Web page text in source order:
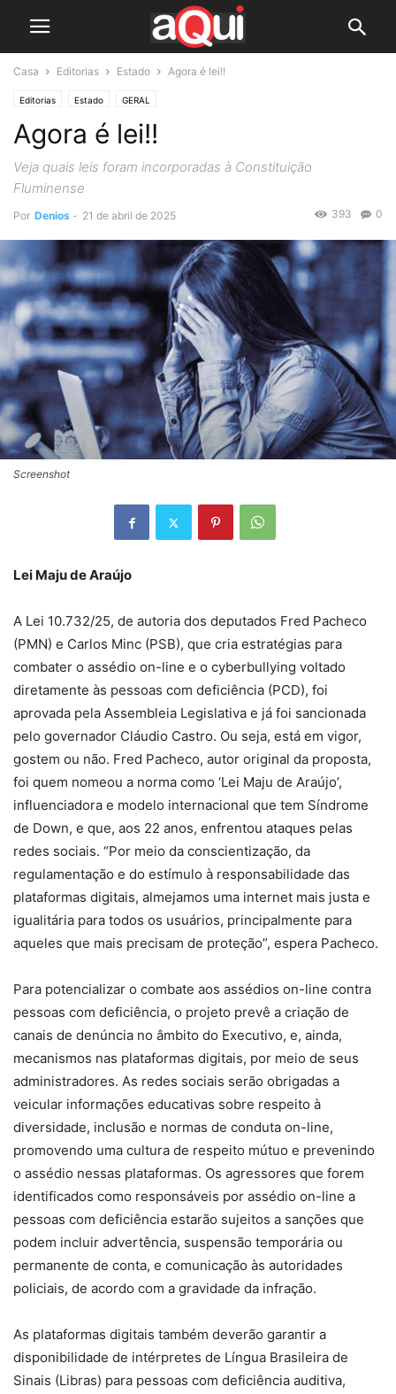
Casa Editorias Estado Agora é lei!!
Editorias Estado GERAL
Agora é lei!!
Veja quais leis foram incorporadas à Constituição
Fluminense
Por Denios - 21 de abril de 2025 0
393
Screenshot
Lei Maju de Araújo
A Lei 10.732/25, de autoria dos deputados Fred Pacheco
(PMN) e Carlos Minc (PSB), que cria estratégias para
combater o assédio on-line e o cyberbullying voltado
diretamente às pessoas com deficiência (PCD), foi
aprovada pela Assembleia Legislativa e já foi sancionada
pelo governador Cláudio Castro. Ou seja, está em vigor,
gostem ou não. Fred Pacheco, autor original da proposta,
foi quem nomeou a norma como ‘Lei Maju de Araújo’,
influenciadora e modelo internacional que tem Síndrome
de Down, e que, aos 22 anos, enfrentou ataques pelas
redes sociais. “Por meio da conscientização, da
regulamentação e do estímulo à responsabilidade das
plataformas digitais, almejamos uma internet mais justa e
igualitária para todos os usuários, principalmente para
aqueles que mais precisam de proteção”, espera Pacheco.
Para potencializar o combate aos assédios on-line contra
pessoas com deficiência, o projeto prevê a criação de
canais de denúncia no âmbito do Executivo, e, ainda,
mecanismos nas plataformas digitais, por meio de seus
administradores. As redes sociais serão obrigadas a
veicular informações educativas sobre respeito à
diversidade, inclusão e normas de conduta on-line,
promovendo uma cultura de respeito mútuo e prevenindo
o assédio nessas plataformas. Os agressores que forem
identificados como responsáveis por assédio on-line a
pessoas com deficiência estarão sujeitos a sanções que
podem incluir advertência, suspensão temporária ou
permanente de conta, e comunicação às autoridades
policiais, de acordo com a gravidade da infração.
As plataformas digitais também deverão garantir a
disponibilidade de intérpretes de Língua Brasileira de
Sinais (Libras) para pessoas com deficiência auditiva,